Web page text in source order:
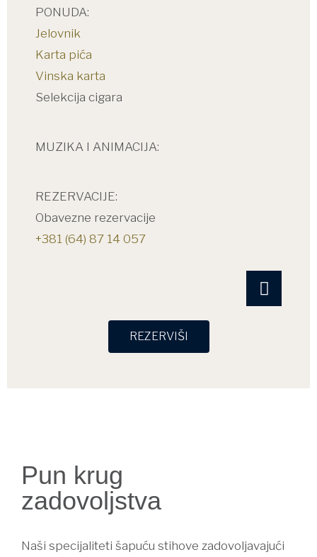
PONUDA:
Jelovnik
Karta pića
Vinska karta
Selekcija cigara
MUZIKA I ANIMACIJA:
REZERVACIJE:
Obavezne rezervacije
+381 (64) 87 14 057
REZERVIŠI
Pun krug
zadovoljstva
Naši specijaliteti šapuću stihove zadovoljavajući